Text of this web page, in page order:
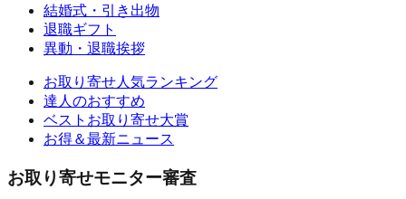
結婚式・引き出物
退職ギフト
異動・退職挨拶
お取り寄せ人気ランキング
達人のおすすめ
ベストお取り寄せ大賞
お得＆最新ニュース
お取り寄せモニター審査